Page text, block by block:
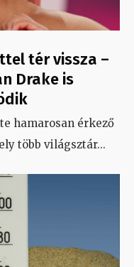
tér vissza –
Drake is
hamarosan érkező
több világsztár...